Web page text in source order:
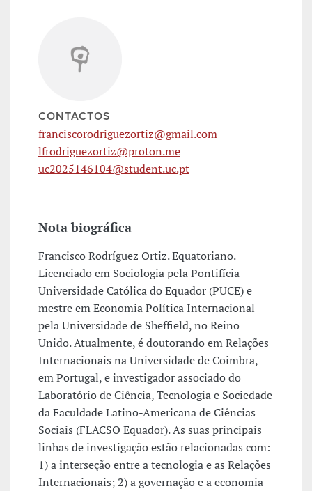
CONTACTOS
franciscorodriguezortiz@gmail.com
lfrodriguezortiz@proton.me
uc2025146104@student.uc.pt
Nota biográfica
Francisco Rodríguez Ortiz. Equatoriano.
Licenciado em Sociologia pela Pontifícia
Universidade Católica do Equador (PUCE) e
mestre em Economia Política Internacional
pela Universidade de Sheffield, no Reino
Unido. Atualmente, é doutorando em Relações
Internacionais na Universidade de Coimbra,
em Portugal, e investigador associado do
Laboratório de Ciência, Tecnologia e Sociedade
da Faculdade Latino-Americana de Ciências
Sociais (FLACSO Equador). As suas principais
linhas de investigação estão relacionadas com:
1) a interseção entre a tecnologia e as Relações
Internacionais; 2) a governação e a economia